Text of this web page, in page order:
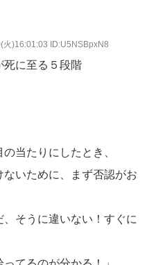
火)16:01:03 ID:U5NSBpxN8
死に至る５段階
当たりにしたとき、
いために、まず否認がお
、そうに違いない！すぐに